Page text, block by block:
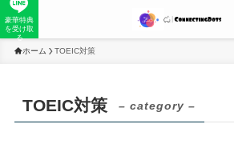
豪華特典
を受け取
る
ホーム TOEIC対策
TOEIC対策 – category –